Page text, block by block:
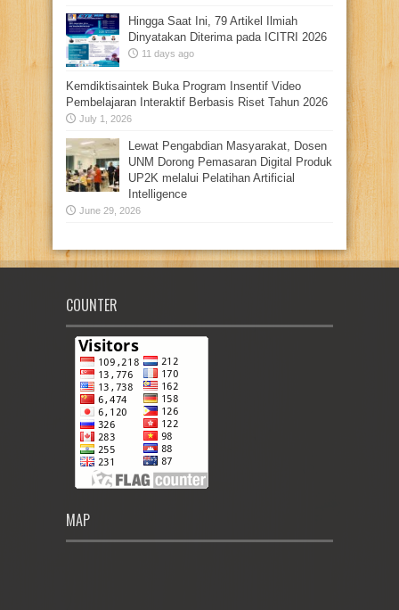
Hingga Saat Ini, 79 Artikel Ilmiah
Dinyatakan Diterima pada ICITRI 2026
11 days ago
Kemdiktisaintek Buka Program Insentif Video
Pembelajaran Interaktif Berbasis Riset Tahun 2026
July 1, 2026
Lewat Pengabdian Masyarakat, Dosen
UNM Dorong Pemasaran Digital Produk
UP2K melalui Pelatihan Artificial
Intelligence
June 29, 2026
COUNTER
MAP